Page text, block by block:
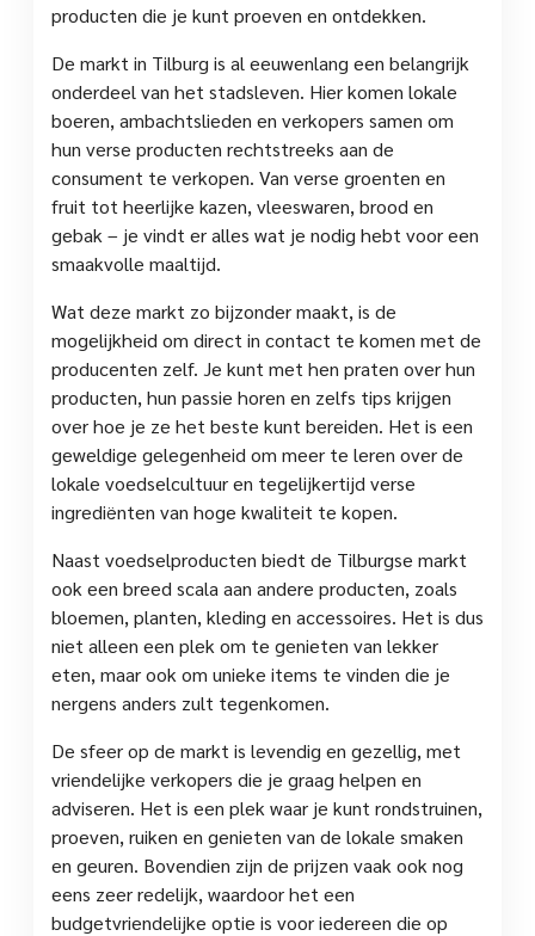
producten die je kunt proeven en ontdekken.
De markt in Tilburg is al eeuwenlang een belangrijk
onderdeel van het stadsleven. Hier komen lokale
boeren, ambachtslieden en verkopers samen om
hun verse producten rechtstreeks aan de
consument te verkopen. Van verse groenten en
fruit tot heerlijke kazen, vleeswaren, brood en
gebak – je vindt er alles wat je nodig hebt voor een
smaakvolle maaltijd.
Wat deze markt zo bijzonder maakt, is de
mogelijkheid om direct in contact te komen met de
producenten zelf. Je kunt met hen praten over hun
producten, hun passie horen en zelfs tips krijgen
over hoe je ze het beste kunt bereiden. Het is een
geweldige gelegenheid om meer te leren over de
lokale voedselcultuur en tegelijkertijd verse
ingrediënten van hoge kwaliteit te kopen.
Naast voedselproducten biedt de Tilburgse markt
ook een breed scala aan andere producten, zoals
bloemen, planten, kleding en accessoires. Het is dus
niet alleen een plek om te genieten van lekker
eten, maar ook om unieke items te vinden die je
nergens anders zult tegenkomen.
De sfeer op de markt is levendig en gezellig, met
vriendelijke verkopers die je graag helpen en
adviseren. Het is een plek waar je kunt rondstruinen,
proeven, ruiken en genieten van de lokale smaken
en geuren. Bovendien zijn de prijzen vaak ook nog
eens zeer redelijk, waardoor het een
budgetvriendelijke optie is voor iedereen die op